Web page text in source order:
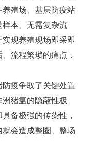
殖场、基层防疫站
样本、无需复杂流
现养殖现场即采即
流程繁琐的痛点，
疫争取了关键处置
猪瘟的隐蔽性极
备极强的传染性，
会造成整圈、整场